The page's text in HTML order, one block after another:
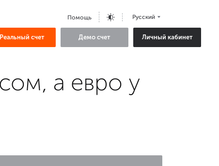
Помощь Русский
Реальный счет Демо счет Личный кабинет
а евро у